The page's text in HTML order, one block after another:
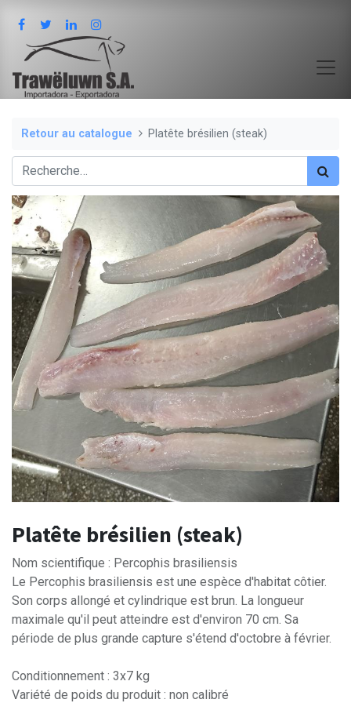
Retour au catalogue Platête brésilien (steak)
Platête brésilien (steak)
Nom scientifique : Percophis brasiliensis
Le Percophis brasiliensis est une espèce d'habitat côtier.
Son corps allongé et cylindrique est brun. La longueur
maximale qu'il peut atteindre est d'environ 70 cm. Sa
période de plus grande capture s'étend d'octobre à février.
Conditionnement : 3x7 kg
Variété de poids du produit : non calibré